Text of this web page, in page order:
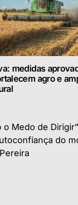
medidas
agro e